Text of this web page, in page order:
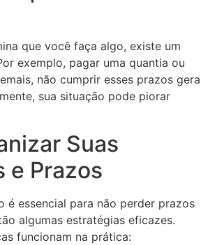
que você faça algo, existe um
exemplo, pagar uma quantia ou
não cumprir esses prazos gera
sua situação pode piorar
Suas
e Prazos
é essencial para não perder prazos
algumas estratégias eficazes.
funcionam na prática: